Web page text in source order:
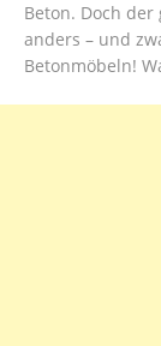
Beton. Doch
anders – und
Betonmöbeln!